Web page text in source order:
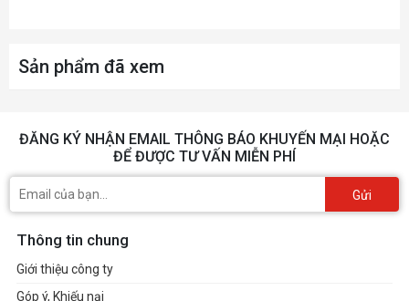
Sản phẩm đã xem
ĐĂNG KÝ NHẬN EMAIL THÔNG BÁO KHUYẾN MẠI HOẶC
ĐỂ ĐƯỢC TƯ VẤN MIỄN PHÍ
Gửi
Thông tin chung
Giới thiệu công ty
Góp ý, Khiếu nại